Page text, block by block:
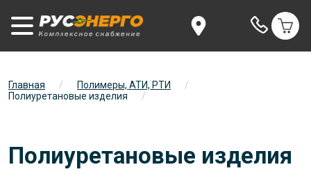
Главная / Полимеры, АТИ, РТИ
/
Полиуретановые изделия
/
Полиуретановые изделия